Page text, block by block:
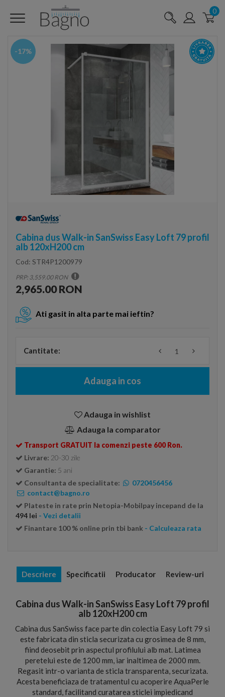
0
-17%
Cabina dus Walk-in SanSwiss Easy Loft 79 profil
alb 120xH200 cm
Cod: STR4P1200979
PRP: 3,559.00 RON
2,965.00 RON
Ati gasit in alta parte mai ieftin?
Cantitate:
Adauga in cos
Adauga in wishlist
Adauga la comparator
Transport GRATUIT la comenzi peste 600 Ron.
Livrare: 20-30 zile
Garantie: 5 ani
Consultanta de specialitate:
0720456456
contact@bagno.ro
Plateste in rate prin Netopia-Mobilpay incepand de la
494 lei - Vezi detalii
Finantare 100 % online prin tbi bank - Calculeaza rata
Descriere Specificatii Producator Review-uri
Cabina dus Walk-in SanSwiss Easy Loft 79 profil
alb 120xH200 cm
Cabina dus SanSwiss face parte din colectia Easy Loft 79 si
este fabricata din sticla securizata cu grosimea de 8 mm,
fiind deosebit prin aspectul profilului alb mat. Latimea
peretelui este de 1200 mm, iar inaltimea de 2000 mm.
Regasit intr-o varianta de sticla transparenta, securizata.
Acesta beneficiaza de tratamentul cu acoperire AquaPerle
standard, facilitand curatarea sticlei impiedicand